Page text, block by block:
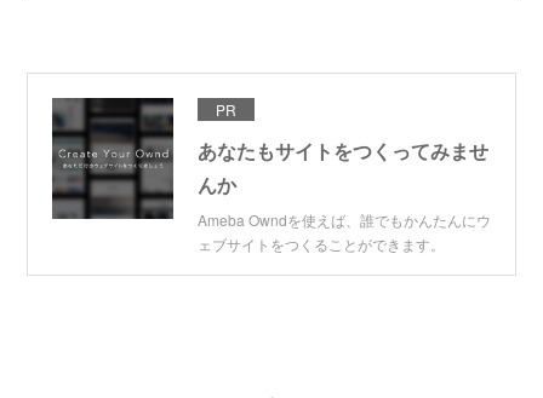
PR
あなたもサイトをつくってみませ
んか
Ameba Owndを使えば、誰でもかんたんにウ
ェブサイトをつくることができます。